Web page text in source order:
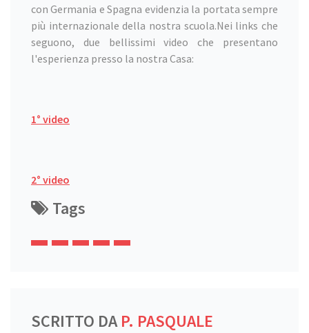
con Germania e Spagna evidenzia la portata sempre
più internazionale della nostra scuola.Nei links che
seguono, due bellissimi video che presentano
l'esperienza presso la nostra Casa:
1° video
2° video
Tags
SCRITTO DAP. PASQUALE